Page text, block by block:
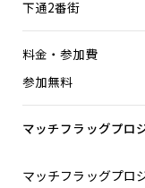
下通2番街
料金・参加費
参加無料
マッチフラッグプロ
マッチフラッグプロ